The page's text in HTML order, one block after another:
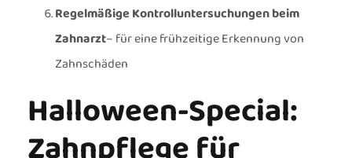
Regelmäßige Kontrolluntersuchungen beim
Zahnarzt– für eine frühzeitige Erkennung von
Zahnschäden
Halloween-Special: